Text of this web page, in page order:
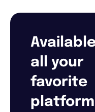
all your
favorite